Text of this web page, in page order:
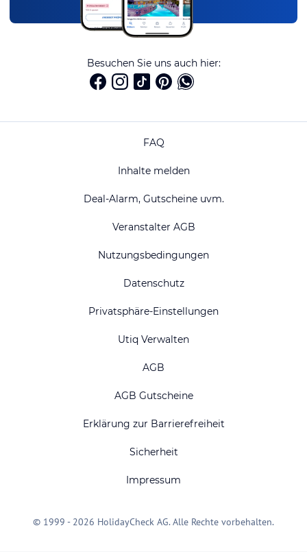
Besuchen Sie uns auch hier:
FAQ
Inhalte melden
Deal-Alarm, Gutscheine uvm.
Veranstalter AGB
Nutzungsbedingungen
Datenschutz
Privatsphäre-Einstellungen
Utiq Verwalten
AGB
AGB Gutscheine
Erklärung zur Barrierefreiheit
Sicherheit
Impressum
© 1999 - 2026 HolidayCheck AG. Alle Rechte vorbehalten.